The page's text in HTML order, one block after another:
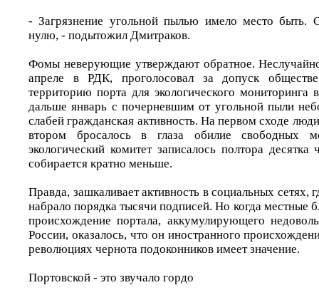
- Загрязнение угольной пылью имело место быть.
нулю, - подытожил Дмитраков.
Фомы неверующие утверждают обратное.
апреле в РДК, проголосовал за допуск
территорию порта для экологического
дальше январь с почерневшим от угольной пыли
слабей гражданская активность. На первом сходе
втором бросалось в глаза обилие свободных
экологический комитет записалось полтора десятка
собирается кратно меньше.
Правда, зашкаливает активность в социальных сетях,
набрало порядка тысячи подписей. Но когда местные
происхождение портала, аккумулирующего
России, оказалось, что он иностранного
революциях чернота подоконников имеет значение.
Портовской - это звучало гордо